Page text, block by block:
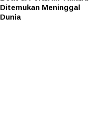
Ditemukan Meninggal
Dunia